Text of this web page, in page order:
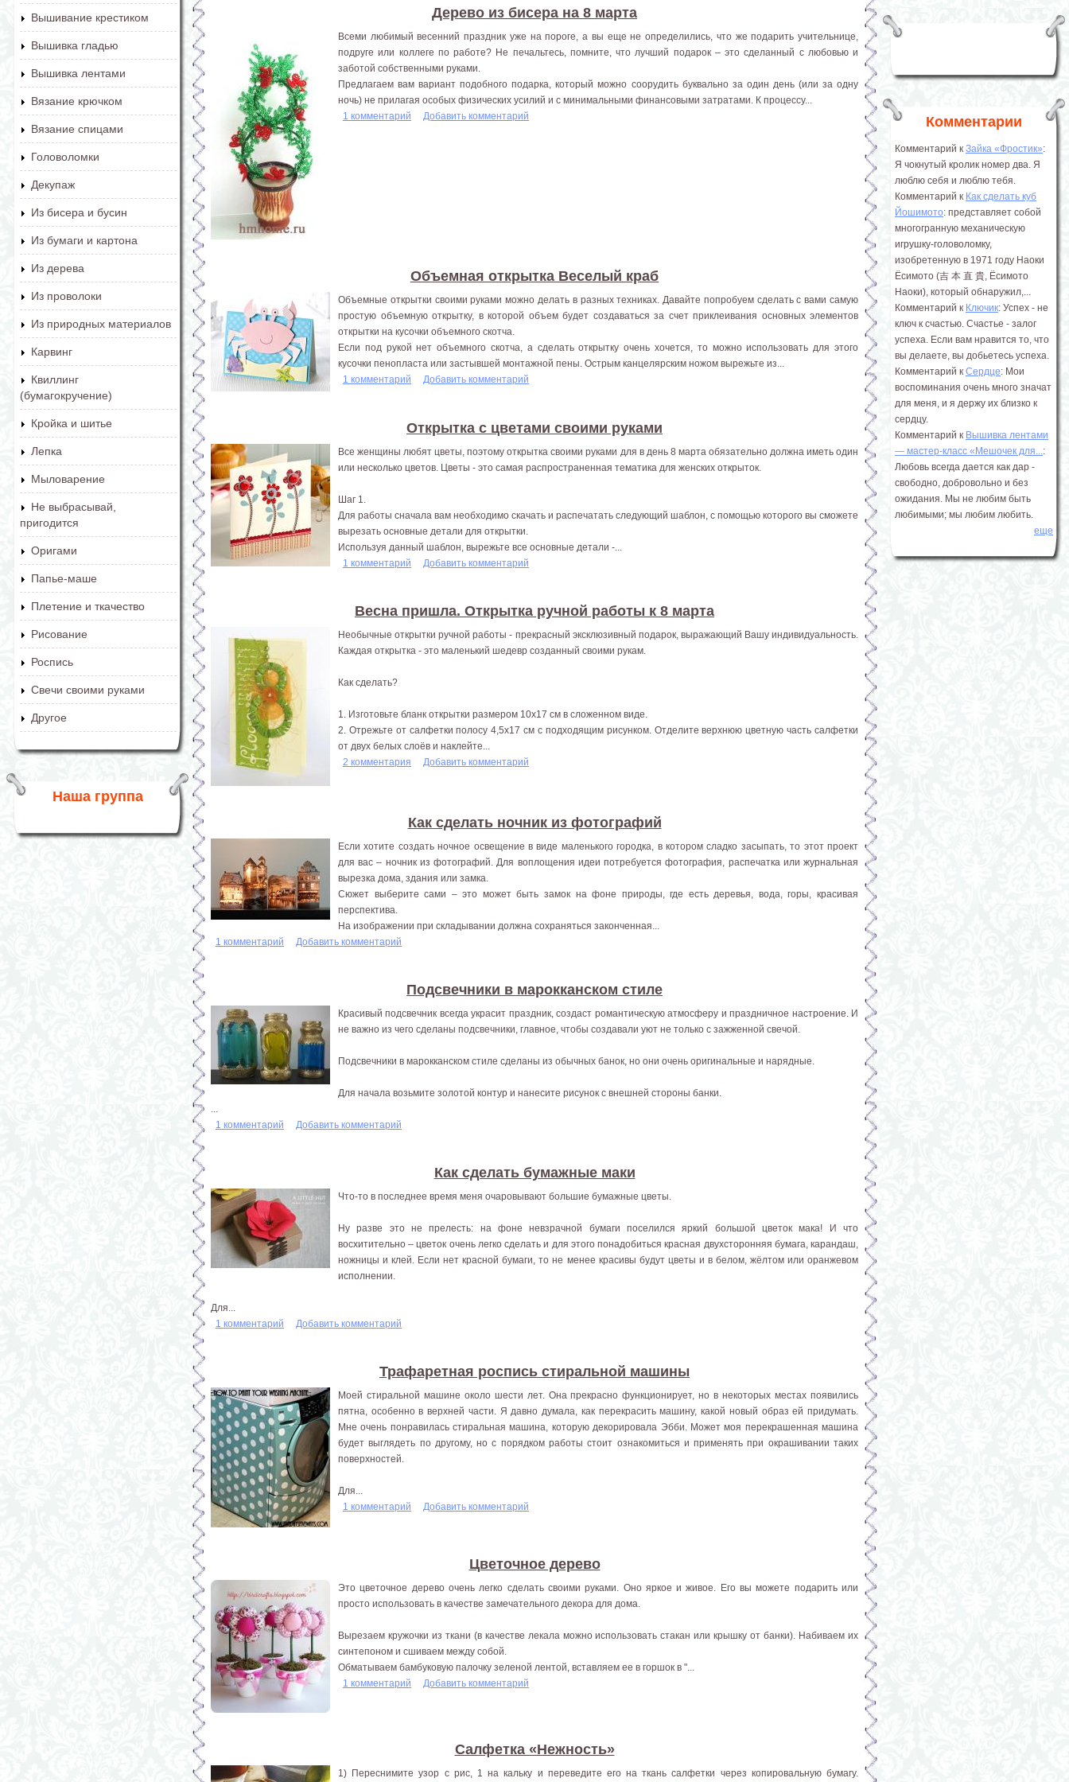
Вышивание крестиком
Вышивка гладью
Вышивка лентами
Вязание крючком
Вязание спицами
Головоломки
Декупаж
Из бисера и бусин
Из бумаги и картона
Из дерева
Из проволоки
Из природных материалов
Карвинг
Квиллинг
(бумагокручение)
Кройка и шитье
Лепка
Мыловарение
Не выбрасывай,
пригодится
Оригами
Папье-маше
Плетение и ткачество
Рисование
Роспись
Свечи своими руками
Другое
Наша группа
Дерево из бисера на 8 марта
Всеми любимый весенний праздник уже на пороге, а вы еще не определились, что же подарить учительнице,
подруге или коллеге по работе? Не печальтесь, помните, что лучший подарок – это сделанный с любовью и
заботой собственными руками.
Предлагаем вам вариант подобного подарка, который можно соорудить буквально за один день (или за одну
ночь) не прилагая особых физических усилий и с минимальными финансовыми затратами. К процессу...
1 комментарий
Добавить комментарий
Объемная открытка Веселый краб
Объемные открытки своими руками можно делать в разных техниках. Давайте попробуем сделать с вами самую
простую объемную открытку, в которой объем будет создаваться за счет приклеивания основных элементов
открытки на кусочки объемного скотча.
Если под рукой нет объемного скотча, а сделать открытку очень хочется, то можно использовать для этого
кусочки пенопласта или застывшей монтажной пены. Острым канцелярским ножом вырежьте из...
1 комментарий
Добавить комментарий
Открытка с цветами своими руками
Все женщины любят цветы, поэтому открытка своими руками для в день 8 марта обязательно должна иметь один
или несколько цветов. Цветы - это самая распространенная тематика для женских открыток.
Шаг 1.
Для работы сначала вам необходимо скачать и распечатать следующий шаблон, с помощью которого вы сможете
вырезать основные детали для открытки.
Используя данный шаблон, вырежьте все основные детали -...
1 комментарий
Добавить комментарий
Весна пришла. Открытка ручной работы к 8 марта
Необычные открытки ручной работы - прекрасный эксклюзивный подарок, выражающий Вашу индивидуальность.
Каждая открытка - это маленький шедевр созданный своими рукам.
Как сделать?
1. Изготовьте бланк открытки размером 10x17 см в сложенном виде.
2. Отрежьте от салфетки полосу 4,5x17 см с подходящим рисунком. Отделите верхнюю цветную часть салфетки
от двух белых слоёв и наклейте...
2 комментария
Добавить комментарий
Как сделать ночник из фотографий
Если хотите создать ночное освещение в виде маленького городка, в котором сладко засыпать, то этот проект
для вас – ночник из фотографий. Для воплощения идеи потребуется фотография, распечатка или журнальная
вырезка дома, здания или замка.
Сюжет выберите сами – это может быть замок на фоне природы, где есть деревья, вода, горы, красивая
перспектива.
На изображении при складывании должна сохраняться законченная...
1 комментарий
Добавить комментарий
Подсвечники в марокканском стиле
Красивый подсвечник всегда украсит праздник, создаст романтическую атмосферу и праздничное настроение. И
не важно из чего сделаны подсвечники, главное, чтобы создавали уют не только с зажженной свечой.
Подсвечники в марокканском стиле сделаны из обычных банок, но они очень оригинальные и нарядные.
Для начала возьмите золотой контур и нанесите рисунок с внешней стороны банки.
1 комментарий
Добавить комментарий
Как сделать бумажные маки
Что-то в последнее время меня очаровывают большие бумажные цветы.
Ну разве это не прелесть: на фоне невзрачной бумаги поселился яркий большой цветок мака! И что
восхитительно – цветок очень легко сделать и для этого понадобиться красная двухсторонняя бумага, карандаш,
ножницы и клей. Если нет красной бумаги, то не менее красивы будут цветы и в белом, жёлтом или оранжевом
исполнении.
Для...
1 комментарий
Добавить комментарий
Трафаретная роспись стиральной машины
Моей стиральной машине около шести лет. Она прекрасно функционирует, но в некоторых местах появились
пятна, особенно в верхней части. Я давно думала, как перекрасить машину, какой новый образ ей придумать.
Мне очень понравилась стиральная машина, которую декорировала Эбби. Может моя перекрашенная машина
будет выглядеть по другому, но с порядком работы стоит ознакомиться и применять при окрашивании таких
поверхностей.
Для...
1 комментарий
Добавить комментарий
Цветочное дерево
Это цветочное дерево очень легко сделать своими руками. Оно яркое и живое. Его вы можете подарить или
просто использовать в качестве замечательного декора для дома.
Вырезаем кружочки из ткани (в качестве лекала можно использовать стакан или крышку от банки). Набиваем их
синтепоном и сшиваем между собой.
Обматываем бамбуковую палочку зеленой лентой, вставляем ее в горшок в "...
1 комментарий
Добавить комментарий
Салфетка «Нежность»
1) Переснимите узор с рис, 1 на кальку и переведите его на ткань салфетки через копировальную бумагу.
Комментарии
Комментарий к Зайка «Фростик»:
Я чокнутый кролик номер два. Я
люблю себя и люблю тебя.
Комментарий к Как сделать куб
Йошимото: представляет собой
многогранную механическую
игрушку-головоломку,
изобретенную в 1971 году Наоки
Ёсимото (吉 本 直 貴, Ёсимото
Наоки), который обнаружил,...
Комментарий к Ключик: Успех - не
ключ к счастью. Счастье - залог
успеха. Если вам нравится то, что
вы делаете, вы добьетесь успеха.
Комментарий к Сердце: Мои
воспоминания очень много значат
для меня, и я держу их близко к
сердцу.
Комментарий к Вышивка лентами
― мастер-класс «Мешочек для...:
Любовь всегда дается как дар -
свободно, добровольно и без
ожидания. Мы не любим быть
любимыми; мы любим любить.
еще